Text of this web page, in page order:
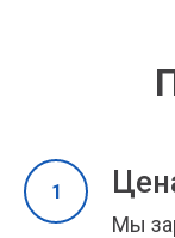
Мы